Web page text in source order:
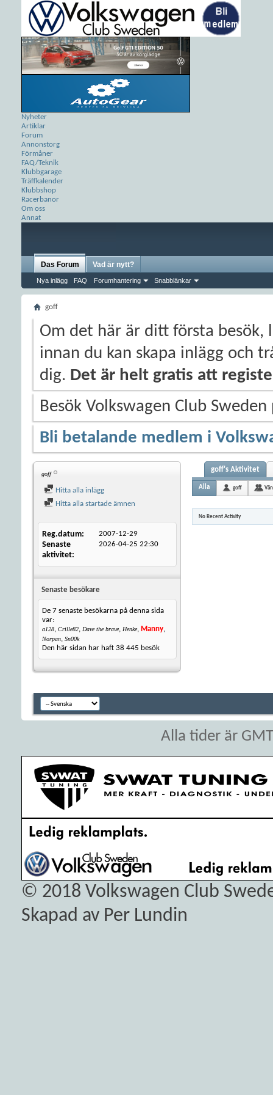
Nyheter
Artiklar
Forum
Annonstorg
Förmåner
FAQ/Teknik
Klubbgarage
Träffkalender
Klubbshop
Racerbanor
Om oss
Annat
Das Forum
Nya inlägg FAQ Forumhantering Snabblänkar
Vad är nytt?
goff
Om det här är ditt första besök,
innan du kan skapa inlägg och
dig. Det är helt gratis att
Besök Volkswagen Club
Bli betalande medlem i
goff
Hitta alla inlägg
Hitta alla startade ämnen
Reg.datum 2007-12-29
Senaste
aktivitet
2026-04-25 22:30
Senaste besökare
De 7 senaste besökarna på denna sida
var:
a128, Crille82, Dave the brave, Henke, Manny,
Norpan, Sn00k
Den här sidan har haft 38 445 besök
goff's Aktivitet
Alla goff
No Recent Activity
Alla tider är
© 2018 Volkswagen Club
Skapad av Per Lundin